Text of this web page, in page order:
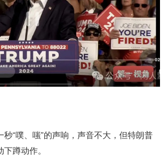
“噗、嗤”的声响，声音不大，但特朗普
蹲动作。